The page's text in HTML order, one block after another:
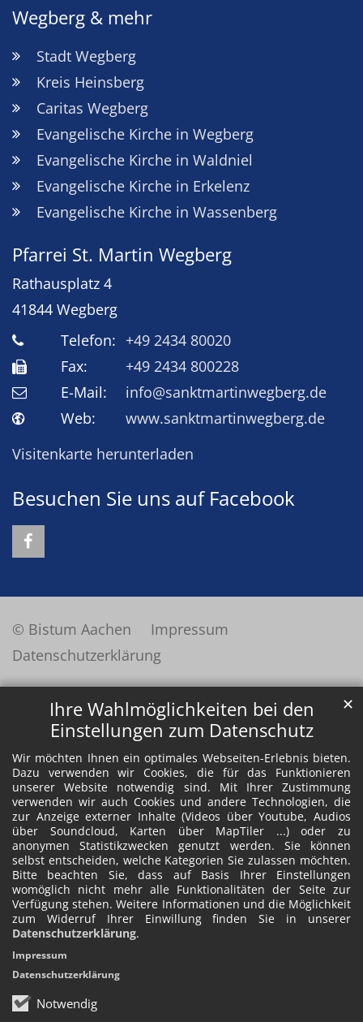
Ihre Wahlmöglichkeiten bei den
Einstellungen zum Datenschutz
Wir möchten Ihnen ein optimales Webseiten-Erlebnis bieten.
Dazu verwenden wir Cookies, die für das Funktionieren
unserer Website notwendig sind. Mit Ihrer Zustimmung
verwenden wir auch Cookies und andere Technologien, die
zur Anzeige externer Inhalte (Videos über Youtube, Audios
über Soundcloud, Karten über MapTiler ...) oder zu
anonymen Statistikzwecken genutzt werden. Sie können
selbst entscheiden, welche Kategorien Sie zulassen möchten.
Bitte beachten Sie, dass auf Basis Ihrer Einstellungen
womöglich nicht mehr alle Funktionalitäten der Seite zur
Verfügung stehen. Weitere Informationen und die Möglichkeit
zum Widerruf Ihrer Einwillung finden Sie in unserer
Datenschutzerklärung.
Notwendig
✕
Impressum
Datenschutzerklärung
Wegberg & mehr
Stadt Wegberg
Kreis Heinsberg
Caritas Wegberg
Evangelische Kirche in Wegberg
Evangelische Kirche in Waldniel
Evangelische Kirche in Erkelenz
Evangelische Kirche in Wassenberg
Pfarrei St. Martin Wegberg
Rathausplatz 4
41844 Wegberg
Telefon: +49 2434 80020
Fax:
+49 2434 800228
E-Mail:
info@sanktmartinwegberg.de
Web:
www.sanktmartinwegberg.de
Visitenkarte herunterladen
Besuchen Sie uns auf Facebook
© Bistum Aachen
Impressum
Datenschutzerklärung